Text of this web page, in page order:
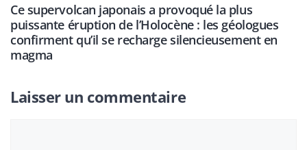
Ce supervolcan japonais a provoqué la plus
puissante éruption de l’Holocène : les géologues
confirment qu’il se recharge silencieusement en
magma
Laisser un commentaire